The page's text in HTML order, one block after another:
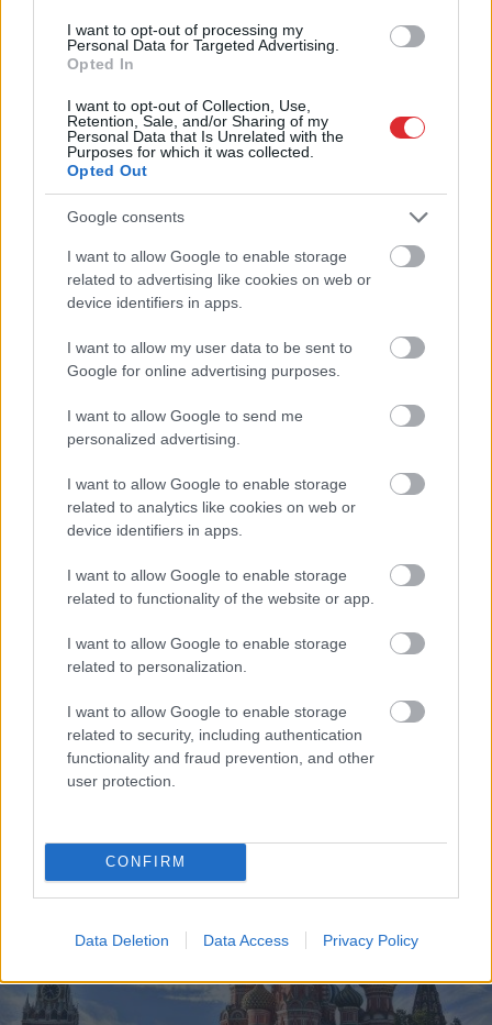
I want to opt-out of processing my
Personal Data for Targeted Advertising.
Opted In
I want to opt-out of Collection, Use,
Retention, Sale, and/or Sharing of my
Personal Data that Is Unrelated with the
Purposes for which it was collected.
Opted Out
Google consents
I want to allow Google to enable storage
related to advertising like cookies on web or
device identifiers in apps.
I want to allow my user data to be sent to
Google for online advertising purposes.
I want to allow Google to send me
personalized advertising.
I want to allow Google to enable storage
related to analytics like cookies on web or
device identifiers in apps.
I want to allow Google to enable storage
related to functionality of the website or app.
I want to allow Google to enable storage
related to personalization.
I want to allow Google to enable storage
related to security, including authentication
functionality and fraud prevention, and other
user protection.
CONFIRM
Data Deletion Data Access Privacy Policy
TESTS.Tikai cilvēki ar
laucinieka DNS spēs
iegūt 80% šajā lauku
gudrību testā
Modris Konovalovs
atklāj, ko ekspertīzē
konstatēja nošauto
suņu kuņģos
Atcelt Ziņot